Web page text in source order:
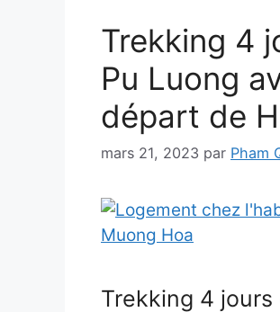
Trekking 4
Pu Luong
départ de
mars 21, 2023 par Pham
Trekking 4